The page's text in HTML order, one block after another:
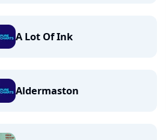
A Lot Of Ink
Aldermaston